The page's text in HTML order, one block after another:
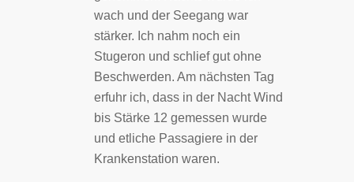
wach und der Seegang war
stärker. Ich nahm noch ein
Stugeron und schlief gut ohne
Beschwerden. Am nächsten Tag
erfuhr ich, dass in der Nacht Wind
bis Stärke 12 gemessen wurde
und etliche Passagiere in der
Krankenstation waren.